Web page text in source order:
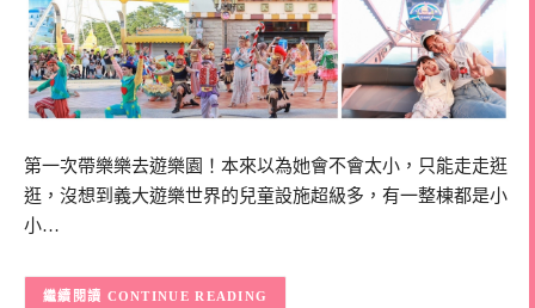
第一次帶樂樂去遊樂園！本來以為她會不會太小，只能走走逛
逛，沒想到義大遊樂世界的兒童設施超級多，有一整棟都是小
小…
CONTINUE READING